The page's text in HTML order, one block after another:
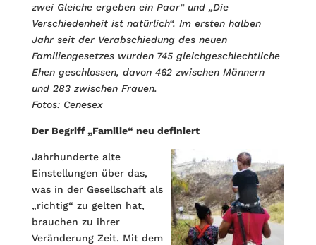
zwei Gleiche ergeben ein Paar“ und „Die
Verschiedenheit ist natürlich“. Im ersten halben
Jahr seit der Verabschiedung des neuen
Familiengesetzes wurden 745 gleichgeschlechtliche
Ehen geschlossen, davon 462 zwischen Männern
und 283 zwischen Frauen.
Fotos: Cenesex
Der Begriff „Familie“ neu definiert
Jahrhunderte alte
Einstellungen über das,
was in der Gesellschaft als
„richtig“ zu gelten hat,
brauchen zu ihrer
Veränderung Zeit. Mit dem